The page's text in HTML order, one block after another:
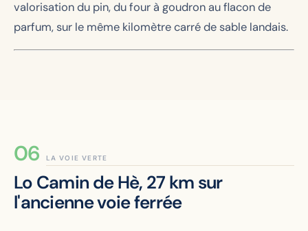
valorisation du pin, du four à goudron au flacon de
parfum, sur le même kilomètre carré de sable landais.
LA VOIE VERTE
Lo Camin de Hè, 27 km sur
l'ancienne voie ferrée